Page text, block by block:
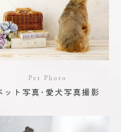
Pet Photo
ット写真･愛犬写真撮影